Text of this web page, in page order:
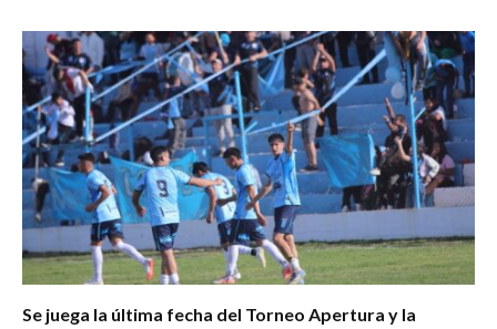
Se juega la última fecha del Torneo Apertura y la